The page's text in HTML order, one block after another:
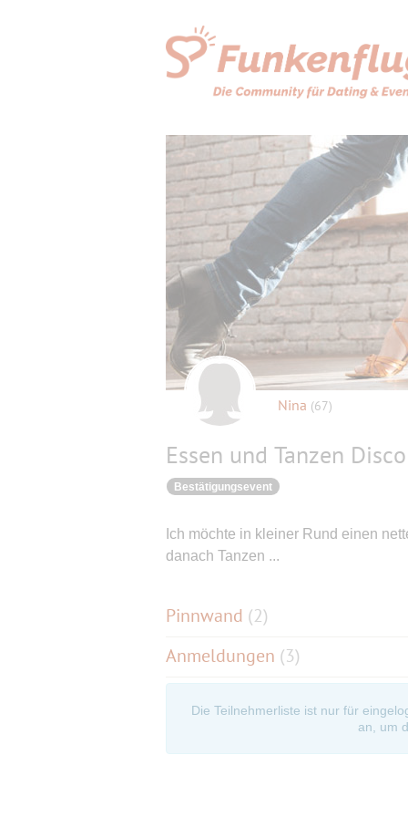
Nina (67)
Essen und Tanzen Disco
Bestätigungsevent
Ich möchte in kleiner Rund einen
danach Tanzen ...
Pinnwand (2)
Anmeldungen (3)
Die Teilnehmerliste ist nur für
an, um